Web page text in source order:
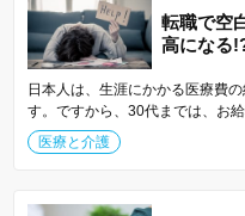
転職で空
高になる
日本人は、生涯にかかる医療費
す。ですから、30代までは、お
医療と介護